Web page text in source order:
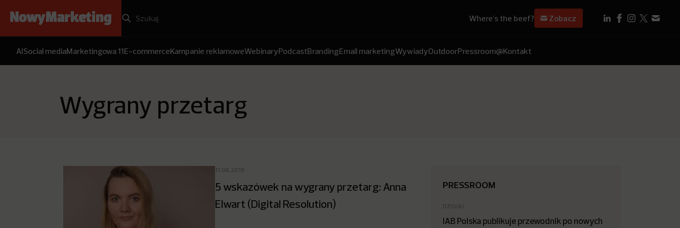
Where's the beef? Zobacz
AISocial mediaMarketingowa 11E-commerceKampanie reklamoweWebinaryPodcastBrandingEmail marketingWywiadyOutdoorPressroom@Kontakt
Wygrany przetarg
11.06.2019
5 wskazówek na wygrany przetarg: Anna
Elwart (Digital Resolution)
PRESSROOM
DZISIAJ
IAB Polska publikuje przewodnik po nowych